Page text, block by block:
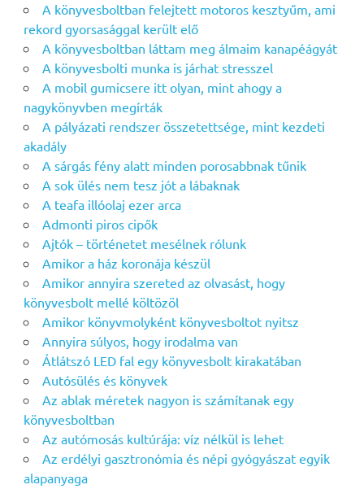
A könyvesboltban felejtett motoros kesztyűm, ami
rekord gyorsasággal került elő
A könyvesboltban láttam meg álmaim kanapéágyát
A könyvesbolti munka is járhat stresszel
A mobil gumicsere itt olyan, mint ahogy a
nagykönyvben megírták
A pályázati rendszer összetettsége, mint kezdeti
akadály
A sárgás fény alatt minden porosabbnak tűnik
A sok ülés nem tesz jót a lábaknak
A teafa illóolaj ezer arca
Admonti piros cipők
Ajtók – történetet mesélnek rólunk
Amikor a ház koronája készül
Amikor annyira szereted az olvasást, hogy
könyvesbolt mellé költözöl
Amikor könyvmolyként könyvesboltot nyitsz
Annyira súlyos, hogy irodalma van
Átlátszó LED fal egy könyvesbolt kirakatában
Autósülés és könyvek
Az ablak méretek nagyon is számítanak egy
könyvesboltban
Az autómosás kultúrája: víz nélkül is lehet
Az erdélyi gasztronómia és népi gyógyászat egyik
alapanyaga